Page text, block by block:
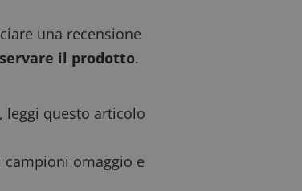
una recensione
il prodotto.
leggi questo articolo
campioni omaggio e